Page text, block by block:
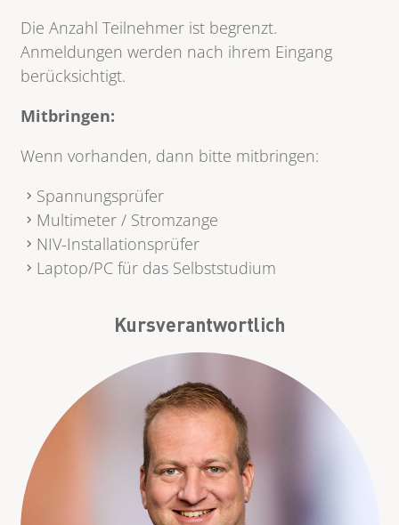
Die Anzahl Teilnehmer ist begrenzt.
Anmeldungen werden nach ihrem Eingang
berücksichtigt.
Mitbringen:
Wenn vorhanden, dann bitte mitbringen:
Spannungsprüfer
Multimeter / Stromzange
NIV-Installationsprüfer
Laptop/PC für das Selbststudium
Kursverantwortlich